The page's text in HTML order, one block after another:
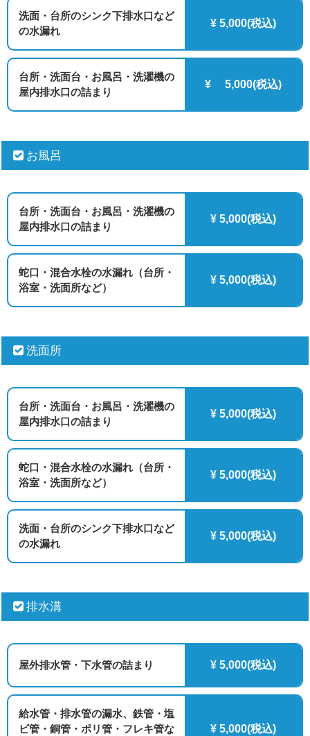
洗面・台所のシンク下排水口など
の水漏れ
¥ 5,000(税込)
台所・洗面台・お風呂・洗濯機の
屋内排水口の詰まり
¥ 5,000(税込)
お風呂
台所・洗面台・お風呂・洗濯機の
屋内排水口の詰まり
¥ 5,000(税込)
蛇口・混合水栓の水漏れ（台所・
浴室・洗面所など）
¥ 5,000(税込)
洗面所
台所・洗面台・お風呂・洗濯機の
屋内排水口の詰まり
¥ 5,000(税込)
蛇口・混合水栓の水漏れ（台所・
浴室・洗面所など）
¥ 5,000(税込)
洗面・台所のシンク下排水口など
の水漏れ
¥ 5,000(税込)
排水溝
屋外排水管・下水管の詰まり ¥ 5,000(税込)
給水管・排水管の漏水、鉄管・塩
ビ管・銅管・ポリ管・フレキ管な
¥ 5,000(税込)